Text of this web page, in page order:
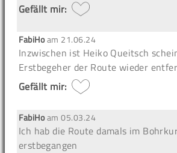
Gefällt mir:
FabiHoam 21.06.24
Inzwischen ist Heiko Queitsch
Erstbegeher der Route wieder
Gefällt mir:
FabiHoam05.03.24
Ich hab die Route damals im
erstbegangen